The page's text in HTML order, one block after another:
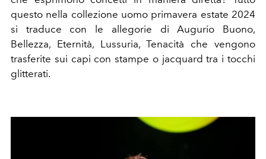
questo nella collezione uomo primavera estate 2024
si traduce con le allegorie di Augurio Buono,
Bellezza, Eternità, Lussuria, Tenacità che vengono
trasferite sui capi con stampe o jacquard tra i tocchi
glitterati.